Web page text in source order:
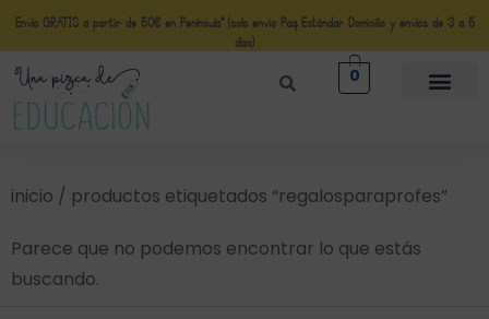
Envío GRATIS a partir de 50€ en Península* (solo envio Paq Estándar Domicilio y envíos de 3 a 5
días)
0
inicio / productos etiquetados “regalosparaprofes”
Parece que no podemos encontrar lo que estás
buscando.